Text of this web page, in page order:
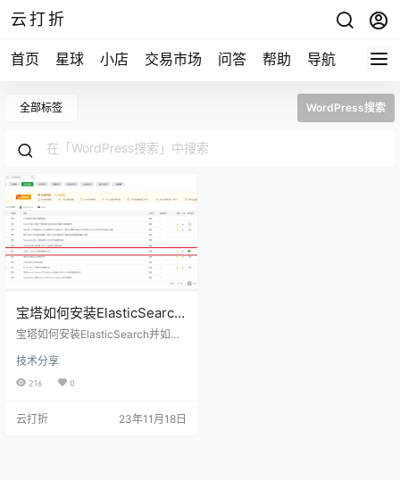
云打折
首页 星球 小店 交易市场 问答 帮助 导航 快报
全部标签 WordPress搜索
宝塔如何安装ElasticSearch
并如何对接WordPress
宝塔如何安装ElasticSearch并如何
sticsearch 8.9.0 ，所以在软件商店
里面就可以直接安装，安装后有2处
何都无法通过外网访问，搜索了很
技术分享
216 0
云打折 23年11月18日